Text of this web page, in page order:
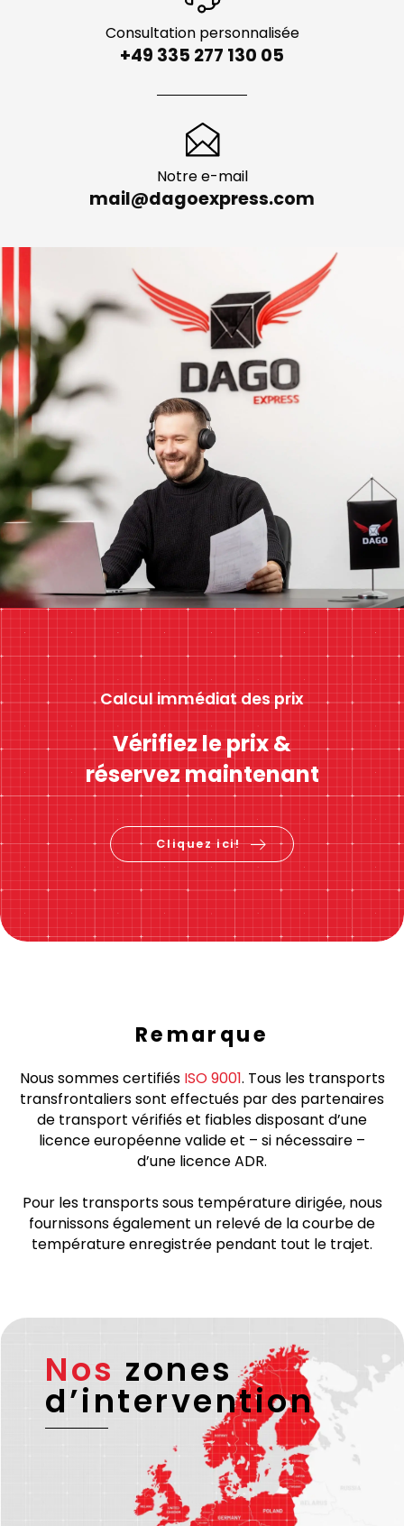
+49 335 277 130 05
mail@dagoexpress.com
Calcul immédiat des prix
Vérifiez le prix &
réservez maintenant
Remarque
Nous sommes certifiésISO 9001. Tous les transports
de transport vérifiés et fiables disposant d’une
licence européenne valide et – si nécessaire –
d’une licence ADR.
zones
d’intervention